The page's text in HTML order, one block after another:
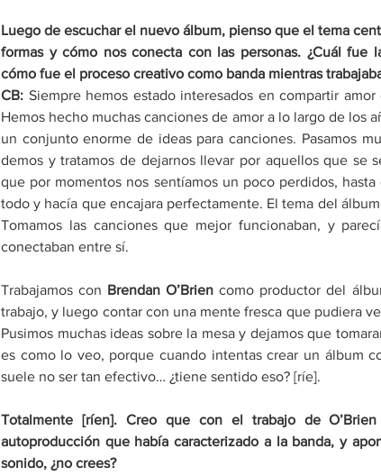
Luego de escuchar el nuevo álbum, pienso que el tema
formas y cómo nos conecta con las personas. ¿Cuál fue
cómo fue el proceso creativo como banda mientras
CB: Siempre hemos estado interesados en compartir
Hemos hecho muchas canciones de amor a lo largo de los
un conjunto enorme de ideas para canciones. Pasamos
demos y tratamos de dejarnos llevar por aquellos que se
que por momentos nos sentíamos un poco perdidos,
todo y hacía que encajara perfectamente. El tema del
Tomamos las canciones que mejor funcionaban, y
conectaban entre sí.
Trabajamos con Brendan O’Brien como productor del
trabajo, y luego contar con una mente fresca que pudiera
Pusimos muchas ideas sobre la mesa y dejamos que
es como lo veo, porque cuando intentas crear un álbum
suele no ser tan efectivo… ¿tiene sentido eso? [ríe].
Totalmente [ríen]. Creo que con el trabajo de
autoproducción que había caracterizado a la banda, y
sonido, ¿no crees?